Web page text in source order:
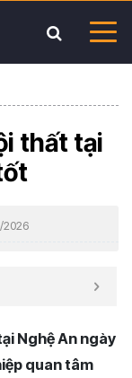
thất tại
2026
Nghệ An ngày
quan tâm